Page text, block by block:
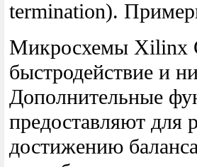
termination).
Микросхемы Xilinx
быстродействие и
Дополнительные
предоставляют для
достижению